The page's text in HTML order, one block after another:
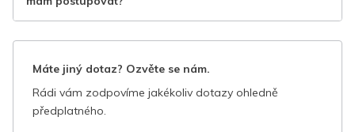
Máte jiný dotaz? Ozvěte se nám.
Rádi vám zodpovíme jakékoliv dotazy ohledně
předplatného.